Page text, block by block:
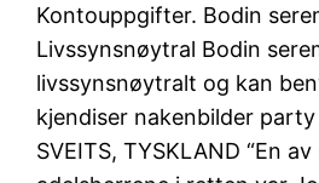
Kontouppgifter. Bodin
Livssynsnøytral Bodin
livssynsnøytralt og kan
kjendiser nakenbilder party
SVEITS, TYSKLAND “En